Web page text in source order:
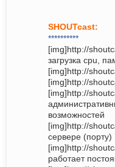
SHOUTcast:
**********
[img]http://
загрузка cpu,
[img]http://
[img]http://
[img]http://
возможностей
[img]http://
сервере (порту)
[img]http://
работает